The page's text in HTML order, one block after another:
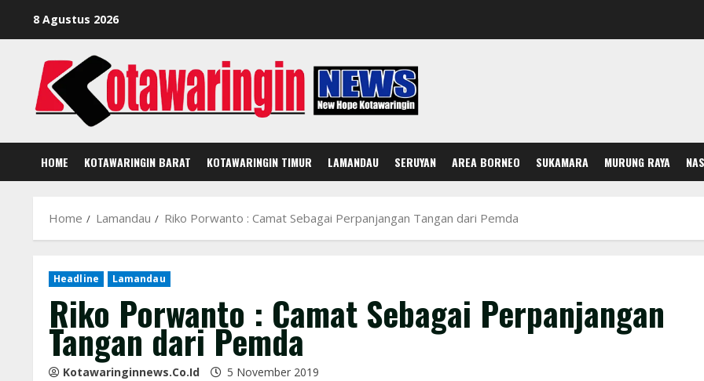
8 Agustus 2026
HOME KOTAWARINGIN BARAT KOTAWARINGIN TIMUR LAMANDAU SERUYAN AREA BORNEO SUKAMARA MURUNG RAYA
Home Lamandau Riko Porwanto : Camat Sebagai Perpanjangan Tangan dari Pemda
Headline Lamandau
Riko Porwanto : Camat Sebagai Perpanjangan
Tangan dari Pemda
Kotawaringinnews.co.id 5 November 2019